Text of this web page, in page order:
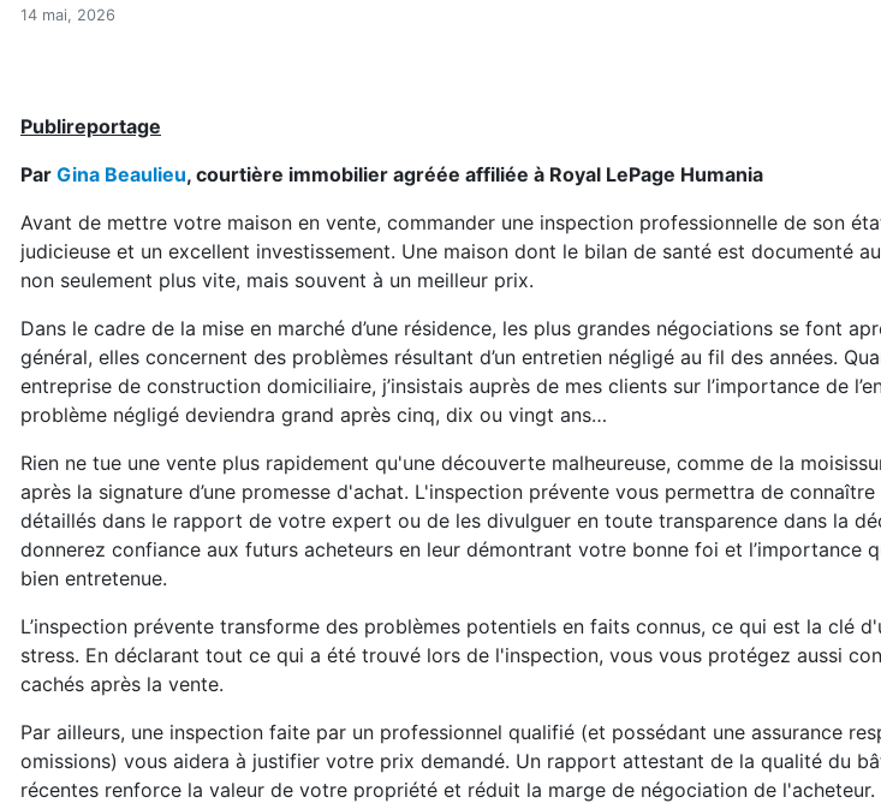
Accueil
L’inspection prévente évite les mauvaises
14 mai, 2026
Publireportage
Par Gina Beaulieu, courtière immobilier agréée affiliée à Royal LePage Humania
Avant de mettre votre maison en vente, commander une inspection professionnelle de son
judicieuse et un excellent investissement. Une maison dont le bilan de santé est documenté
non seulement plus vite, mais souvent à un meilleur prix.
Dans le cadre de la mise en marché d’une résidence, les plus grandes négociations se font
général, elles concernent des problèmes résultant d’un entretien négligé au fil des années.
entreprise de construction domiciliaire, j’insistais auprès de mes clients sur l’importance de
problème négligé deviendra grand après cinq, dix ou vingt ans…
Rien ne tue une vente plus rapidement qu'une découverte malheureuse, comme de la
après la signature d’une promesse d'achat. L'inspection prévente vous permettra de
détaillés dans le rapport de votre expert ou de les divulguer en toute transparence dans la
donnerez confiance aux futurs acheteurs en leur démontrant votre bonne foi et l’importance
bien entretenue.
L’inspection prévente transforme des problèmes potentiels en faits connus, ce qui est la clé
stress. En déclarant tout ce qui a été trouvé lors de l'inspection, vous vous protégez aussi
cachés après la vente.
Par ailleurs, une inspection faite par un professionnel qualifié (et possédant une assurance
omissions) vous aidera à justifier votre prix demandé. Un rapport attestant de la qualité du
récentes renforce la valeur de votre propriété et réduit la marge de négociation de l'acheteur.